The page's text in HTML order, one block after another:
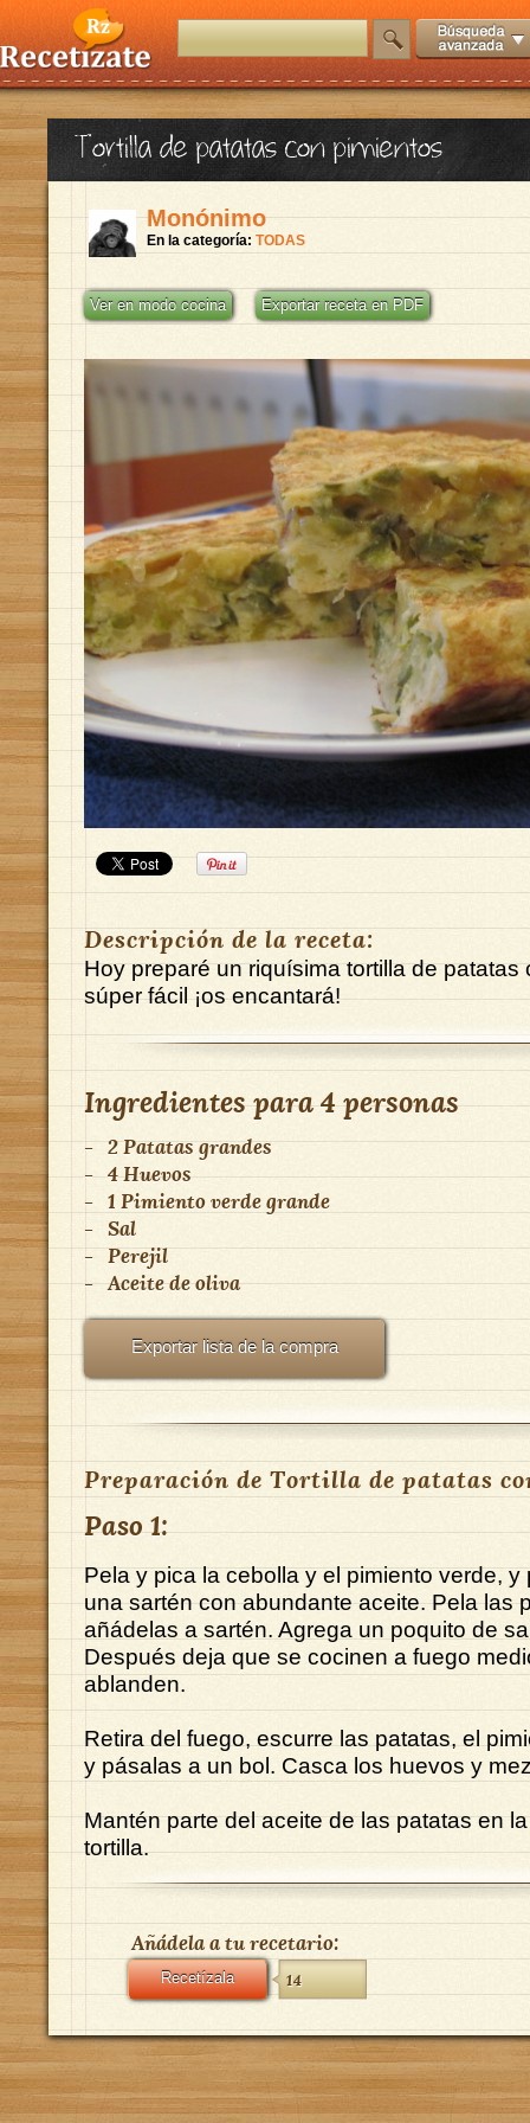
Tortilla de patatas con pimientos
Monónimo
En la categoría: TODAS
Ver en modo cocina Exportar receta en PDF
Descripción de la receta:
Hoy preparé un riquísima tortilla de patatas
súper fácil ¡os encantará!
Ingredientes para4 personas
- 2 Patatas grandes
- 4 Huevos
- 1 Pimiento verde grande
- Sal
- Perejil
- Aceite de oliva
Exportar lista de la compra
Preparación de Tortilla de patatas
Paso 1:
Pela y pica la cebolla y el pimiento verde,
una sartén con abundante aceite. Pela las
añádelas a sartén. Agrega un poquito de
Después deja que se cocinen a fuego
ablanden.
Retira del fuego, escurre las patatas, el
y pásalas a un bol. Casca los huevos y
Mantén parte del aceite de las patatas en
tortilla.
Añádela a tu recetario:
Recetízala 14